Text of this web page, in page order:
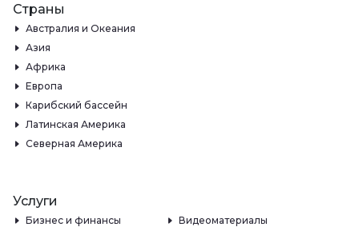
Страны
Австралия и Океания
Азия
Африка
Европа
Карибский бассейн
Латинская Америка
Северная Америка
Услуги
Бизнес и финансы
Видеоматериалы